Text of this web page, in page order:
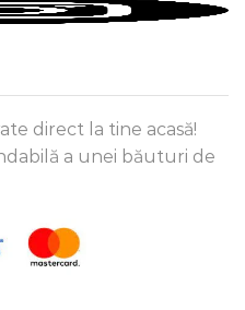
direct la tine acasă!
a unei băuturi de